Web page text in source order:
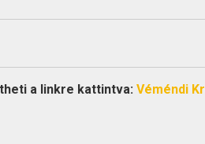
a linkre kattintva: Véméndi